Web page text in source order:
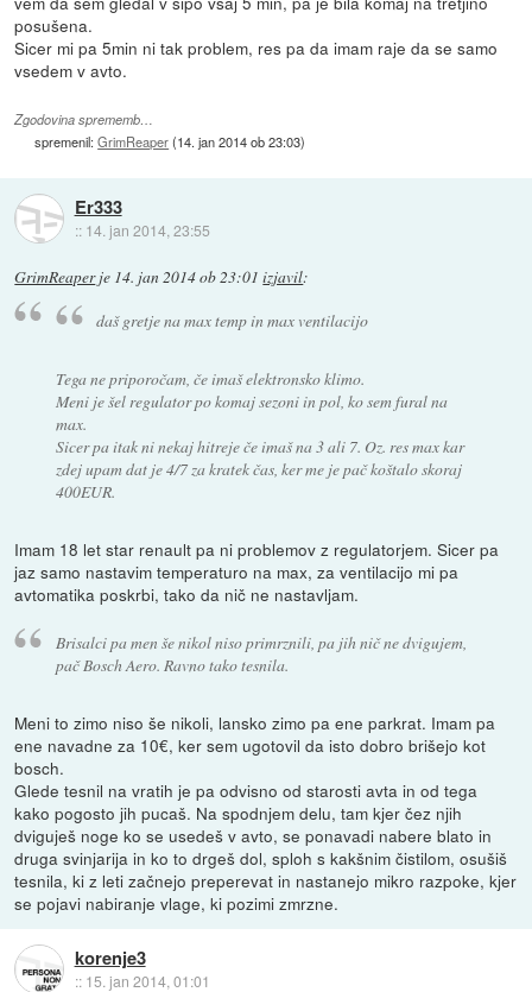
posušena.
Sicer mi pa 5min ni tak problem, res pa da imam raje da se samo
vsedem v avto.
Zgodovina sprememb…
spremenil:GrimReaper(14. jan 2014 ob 23:03)
Er333
:: 14. jan 2014, 23:55
GrimReaperje 14. jan 2014 ob 23:01 izjavil:
daš gretje na max temp in max ventilacijo
Tega ne priporočam, če imaš elektronsko klimo.
Meni je šel regulator po komaj sezoni in pol, ko sem fural na
max.
Sicer pa itak ni nekaj hitreje če imaš na 3 ali 7. Oz. res max kar
zdej upam dat je 4/7 za kratek čas, ker me je pač koštalo skoraj
400EUR.
Imam 18 let star renault pa ni problemov z regulatorjem. Sicer pa
jaz samo nastavim temperaturo na max, za ventilacijo mi pa
avtomatika poskrbi, tako da nič ne nastavljam.
Brisalci pa men še nikol niso primrznili, pa jih nič ne dvigujem,
pač Bosch Aero. Ravno tako tesnila.
Meni to zimo niso še nikoli, lansko zimo pa ene parkrat. Imam pa
ene navadne za 10€, ker sem ugotovil da isto dobro brišejo kot
bosch.
Glede tesnil na vratih je pa odvisno od starosti avta in od tega
kako pogosto jih pucaš. Na spodnjem delu, tam kjer čez njih
dviguješ noge ko se usedeš v avto, se ponavadi nabere blato in
druga svinjarija in ko to drgeš dol, sploh s kakšnim čistilom, osušiš
tesnila, ki z leti začnejo preperevat in nastanejo mikro razpoke, kjer
se pojavi nabiranje vlage, ki pozimi zmrzne.
korenje3
:: 15. jan 2014, 01:01